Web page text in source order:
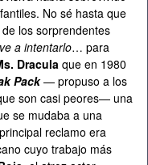
No sé hasta que
los sorprendentes
a intentarlo… para
Dracula que en 1980
Pack— propuso a los
son casi peores— una
se mudaba a una
reclamo era
cuyo trabajo más